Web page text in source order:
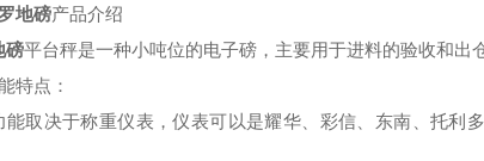
地磅产品介绍
磅平台秤是一种小吨位的电子磅，主要用于进料的验收和出
特点：
能取决于称重仪表，仪表可以是耀华、彩信、东南、托利